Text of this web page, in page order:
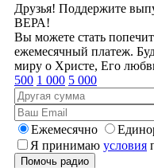
Друзья! Поддержите
ВЕРА!
Вы можете стать
ежемесячный платеж.
миру о Христе, Его
500 1 000 5 000
Ежемесячно
Я принимаю условия
Помочь радио